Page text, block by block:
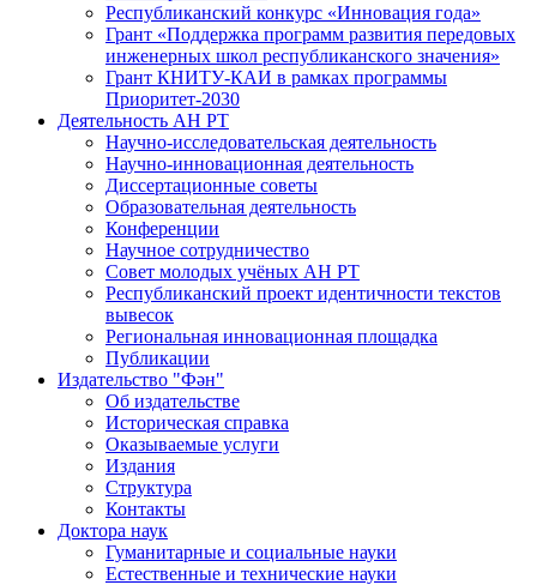
Республиканский конкурс «Инновация года»
Грант «Поддержка программ развития передовых
инженерных школ республиканского значения»
Грант КНИТУ-КАИ в рамках программы
Приоритет-2030
Деятельность АН РТ
Научно-исследовательская деятельность
Научно-инновационная деятельность
Диссертационные советы
Образовательная деятельность
Конференции
Научное сотрудничество
Совет молодых учёных АН РТ
Республиканский проект идентичности текстов
вывесок
Региональная инновационная площадка
Публикации
Издательство "Фән"
Об издательстве
Историческая справка
Оказываемые услуги
Издания
Структура
Контакты
Доктора наук
Гуманитарные и социальные науки
Естественные и технические науки